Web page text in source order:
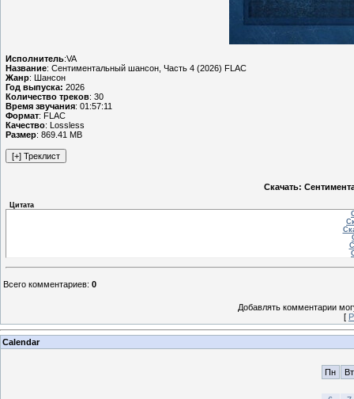
Исполнитель:VA
Название: Сентиментальный шансон, Часть 4 (2026) FLAC
Жанр: Шансон
Год выпуска: 2026
Количество треков: 30
Время звучания: 01:57:11
Формат: FLAC
Качество: Lossless
Размер: 869.41 MB
Скачать:
Цитата
Всего комментариев: 0
Добавлять комментарии
[
Calendar
Пн Вт